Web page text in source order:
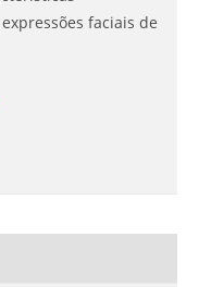
faciais de